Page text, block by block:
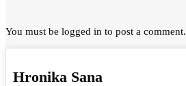
You must be logged in to post a comment.
Hronika Sana